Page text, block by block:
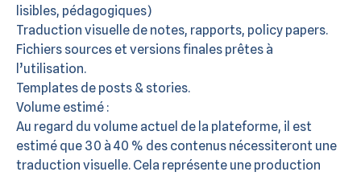
lisibles, pédagogiques)
Traduction visuelle de notes, rapports, policy papers.
Fichiers sources et versions finales prêtes à
l’utilisation.
Templates de posts & stories.
Volume estimé :
Au regard du volume actuel de la plateforme, il est
estimé que 30 à 40 % des contenus nécessiteront une
traduction visuelle. Cela représente une production